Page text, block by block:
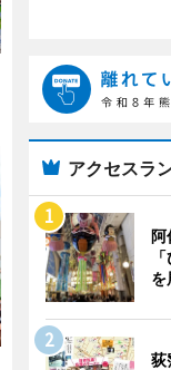
アクセスラ
阿
を
荻